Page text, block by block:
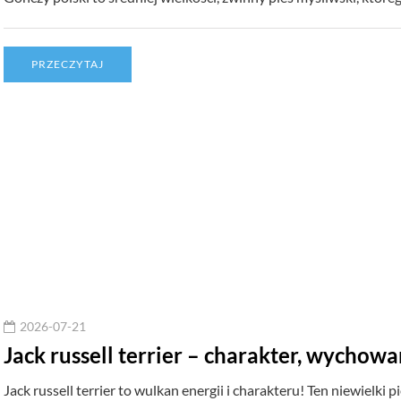
PRZECZYTAJ
2026-07-21
Jack russell terrier – charakter,
Jack russell terrier to wulkan energii i charakteru! Ten niewielki